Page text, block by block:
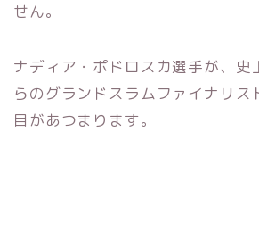
せん。
ナディア・ポドロスカ選手が、史
らのグランドスラムファイナリス
目があつまります。